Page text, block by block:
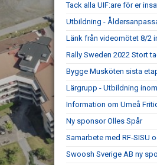
Tack alla UIF:are för er
Utbildning -
Länk från videomötet 8/2
Rally Sweden 2022 Stort
Bygge Musköten sista
Lärgrupp - Utbildning
Information om Umeå
Ny sponsor Olles Spår
Samarbete med RF-SISU
Swoosh Sverige AB ny